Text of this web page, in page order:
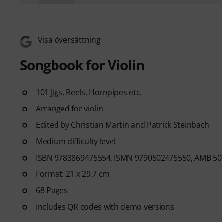
Visa översättning
Songbook for Violin
101 Jigs, Reels, Hornpipes etc.
Arranged for violin
Edited by Christian Martin and Patrick Steinbach
Medium difficulty level
ISBN 9783869475554, ISMN 9790502475550, AMB
Format: 21 x 29.7 cm
68 Pages
Includes QR codes with demo versions